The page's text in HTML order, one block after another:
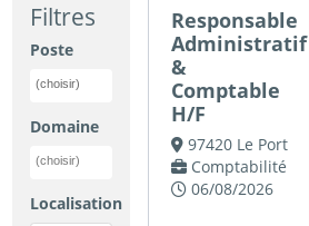
Filtres
Poste
Domaine
Localisation
Responsable
Administratif
&
Comptable
H/F
97420 Le Port
Comptabilité
06/08/2026